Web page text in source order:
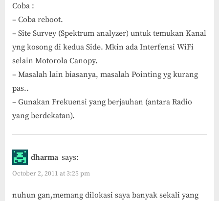
Coba :
– Coba reboot.
– Site Survey (Spektrum analyzer) untuk temukan Kanal
yng kosong di kedua Side. Mkin ada Interfensi WiFi
selain Motorola Canopy.
– Masalah lain biasanya, masalah Pointing yg kurang
pas..
– Gunakan Frekuensi yang berjauhan (antara Radio
yang berdekatan).
dharma says:
October 2, 2011 at 3:25 pm
nuhun gan,memang dilokasi saya banyak sekali yang